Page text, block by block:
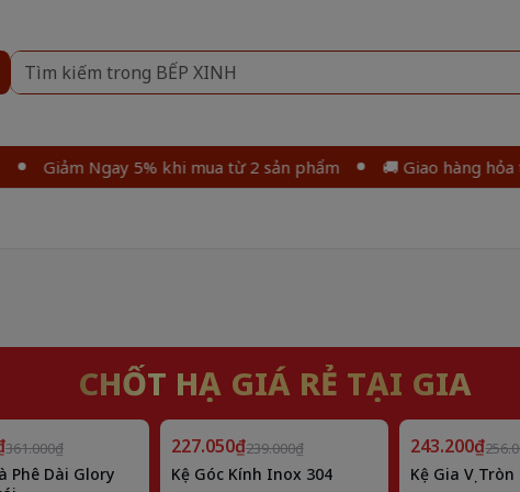
Ngay 5% khi mua từ 2 sản phẩm 🚚 Giao hàng hỏa tốc
CHỐT HẠ GIÁ RẺ TẠI GIA
361.000₫
Phê Dài Glory
Giảm5%
227.050₫239.000₫
Kệ Góc Kính Inox 304
Giảm5%
243.200₫
Kệ Gia Vị